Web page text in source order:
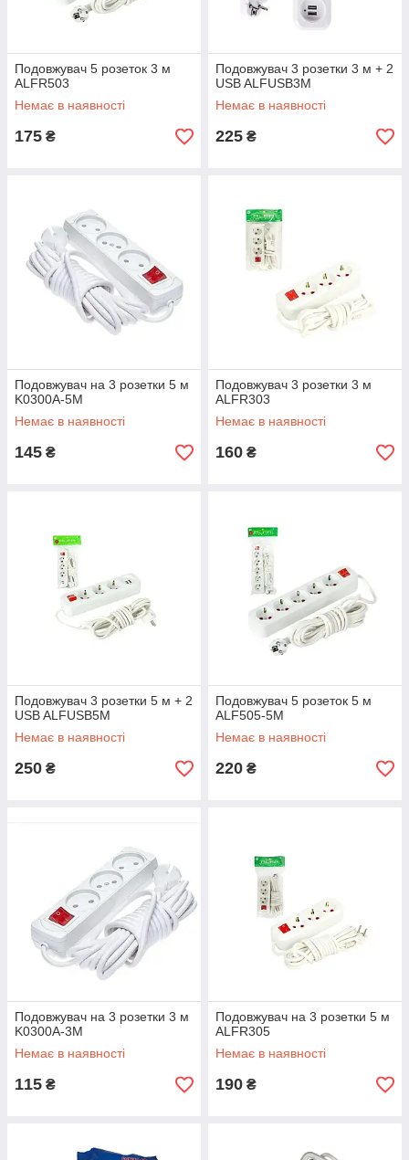
Подовжувач 5 розеток 3 м
ALFR503
Немає в наявності
175 ₴
Подовжувач 3 розетки 3 м + 2
USB ALFUSB3M
Немає в наявності
225 ₴
Подовжувач на 3 розетки 5 м
K0300A-5M
Немає в наявності
145 ₴
Подовжувач 3 розетки 3 м
ALFR303
Немає в наявності
160 ₴
Подовжувач 3 розетки 5 м + 2
USB ALFUSB5M
Немає в наявності
250 ₴
Подовжувач 5 розеток 5 м
ALF505-5M
Немає в наявності
220 ₴
Подовжувач на 3 розетки 3 м
K0300A-3M
Немає в наявності
115 ₴
Подовжувач на 3 розетки 5 м
ALFR305
Немає в наявності
190 ₴